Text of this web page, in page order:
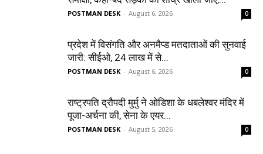
POSTMAN DESK - August 6, 2026 0
प्रदेश में विसंगति और अनमैप्ड मतदाताओं की सुनवाई
जारी: सीईओ, 24 लाख में से...
POSTMAN DESK - August 6, 2026 0
राष्ट्रपति द्रौपदी मुर्मु ने ओडिशा के धबलेश्वर मंदिर में
पूजा-अर्चना की, सेना के एयर...
POSTMAN DESK - August 5, 2026 0